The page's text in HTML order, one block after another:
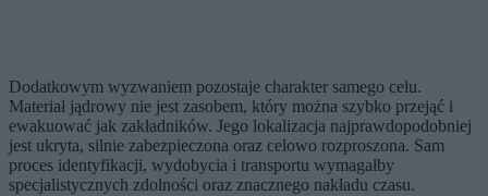
Dodatkowym wyzwaniem pozostaje charakter samego celu.
Materiał jądrowy nie jest zasobem, który można szybko przejąć i
ewakuować jak zakładników. Jego lokalizacja najprawdopodobniej
jest ukryta, silnie zabezpieczona oraz celowo rozproszona. Sam
proces identyfikacji, wydobycia i transportu wymagałby
specjalistycznych zdolności oraz znacznego nakładu czasu.